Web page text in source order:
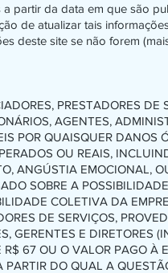
partir da data em que são
de atualizar tais
deste site se não forem
PRESTADORES DE
AGENTES,
POR QUAISQUER DANOS
OU REAIS,
ANGÚSTIA EMOCIONAL,
SOBRE A
COLETIVA DA
DE SERVIÇOS,
GERENTES E DIRETORES
67 OU O VALOR PAGO À
PARTIR DO QUAL A